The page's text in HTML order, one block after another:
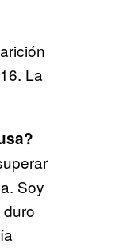
La
Soy